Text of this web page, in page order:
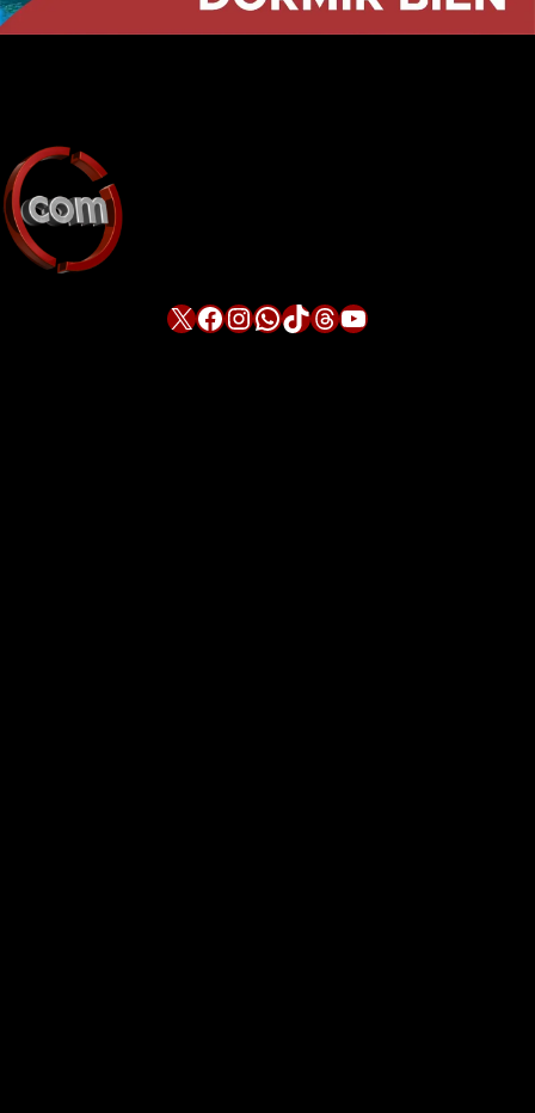
X Facebook InstagramWhatsApp TikTok Threads YouTube